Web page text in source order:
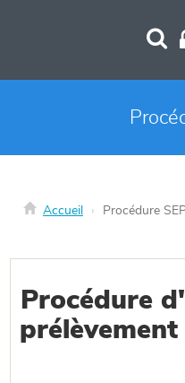
Accueil Procédure
Procédure